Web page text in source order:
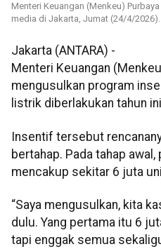
Menteri Keuangan (Menkeu)
media di Jakarta, Jumat (24/4/
Jakarta (ANTARA) -
Menteri Keuangan
mengusulkan program
listrik diberlakukan tahun
Insentif tersebut
bertahap. Pada tahap
mencakup sekitar 6 juta
“Saya mengusulkan, kita
dulu. Yang pertama itu 6
tapi enggak semua